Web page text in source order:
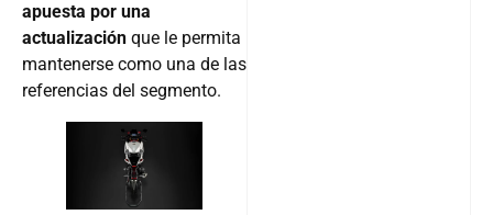
apuesta por una
actualización que le permita
mantenerse como una de las
referencias del segmento.